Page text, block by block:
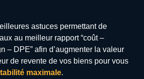
astuces permettant de
au meilleur rapport “coût –
– DPE” afin d’augmenter la valeur
de revente de vos biens pour vous
maximale.